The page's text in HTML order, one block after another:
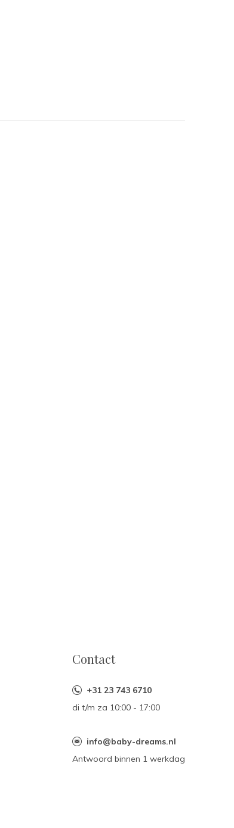
Contact
+31 23 743 6710
di t/m za 10:00 - 17:00
info@baby-dreams.nl
Antwoord binnen 1 werkdag